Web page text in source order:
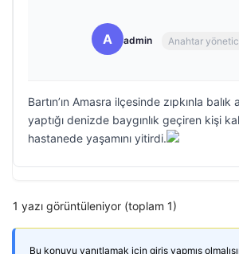
A admin Anahtar
Bartın’ın Amasra ilçesinde zıpkınla
yaptığı denizde baygınlık geçiren kişi
hastanede yaşamını yitirdi.
1 yazı görüntüleniyor (toplam 1)
Bu konuyu yanıtlamak için giriş yapmış